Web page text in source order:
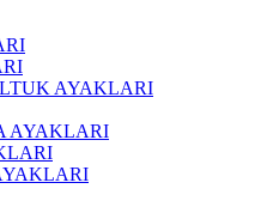
AYAKLARI
AYAKLARI